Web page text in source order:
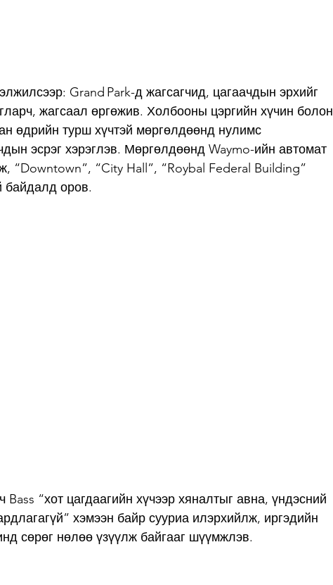
Grand Park-д жагсагчид, цагаачдын эрхийг
жагсаал өргөжив. Холбооны цэргийн хүчин болон
өдрийн турш хүчтэй мөргөлдөөнд нулимс
эсрэг хэрэглэв. Мөргөлдөөнд Waymo-ийн автомат
“Downtown”, “City Hall”, “Roybal Federal Building”
байдалд оров.
“хот цагдаагийн хүчээр хяналтыг авна, үндэсний
хэмээн байр сууриа илэрхийлж, иргэдийн
сөрөг нөлөө үзүүлж байгааг шүүмжлэв.